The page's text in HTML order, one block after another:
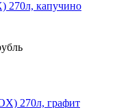
270л, капучино